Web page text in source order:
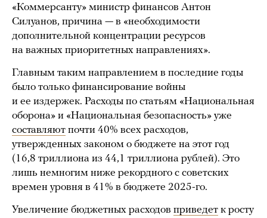
«Коммерсанту» министр финансов Антон
Силуанов, причина — в «необходимости
дополнительной концентрации ресурсов
на важных приоритетных направлениях».
Главным таким направлением в последние годы
было только финансирование войны
и ее издержек. Расходы по статьям «Национальная
оборона» и «Национальная безопасность» уже
составляют почти 40% всех расходов,
утвержденных законом о бюджете на этот год
(16,8 триллиона из 44,1 триллиона рублей). Это
лишь немногим ниже рекордного с советских
времен уровня в 41% в бюджете 2025-го.
Увеличение бюджетных расходов приведет к росту